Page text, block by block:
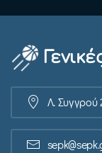
Λ. Συγγρού